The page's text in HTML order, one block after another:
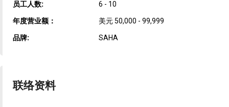
员工人数: 6 - 10
年度营业额： 美元 50,000 - 99,999
品牌: SAHA
联络资料